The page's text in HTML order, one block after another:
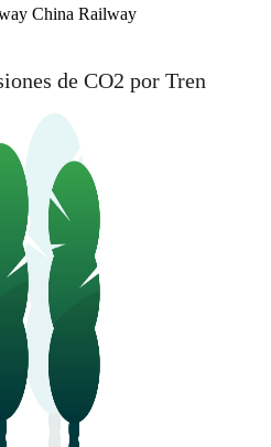
China Railway
©CARTO , ©OpenStreetMap
de CO2 por Tren